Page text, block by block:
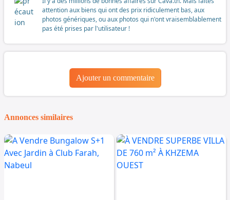
attention aux biens qui ont des prix ridiculement bas, aux
photos génériques, ou aux photos qui n'ont vraisemblablement
pas été prises par l'utilisateur !
Ajouter un commentaire
Annonces similaires